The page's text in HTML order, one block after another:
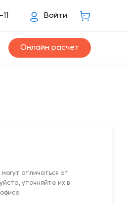
Войти
Онлайн расчет
отличаться от
уточняйте их в